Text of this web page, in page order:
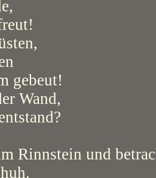
gebeut!
Wand,
Rinnstein und